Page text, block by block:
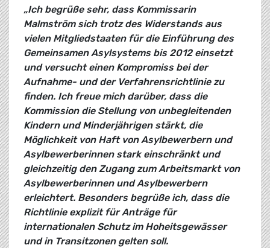
„Ich begrüße sehr, dass Kommissarin
Malmström sich trotz des Widerstands aus
vielen Mitgliedstaaten für die Einführung des
Gemeinsamen Asylsystems bis 2012 einsetzt
und versucht einen Kompromiss bei der
Aufnahme- und der Verfahrensrichtlinie zu
finden. Ich freue mich darüber, dass die
Kommission die Stellung von unbegleitenden
Kindern und Minderjährigen stärkt, die
Möglichkeit von Haft von Asylbewerbern und
Asylbewerberinnen stark einschränkt und
gleichzeitig den Zugang zum Arbeitsmarkt von
Asylbewerberinnen und Asylbewerbern
erleichtert. Besonders begrüße ich, dass die
Richtlinie explizit für Anträge für
internationalen Schutz im Hoheitsgewässer
und in Transitzonen gelten soll.